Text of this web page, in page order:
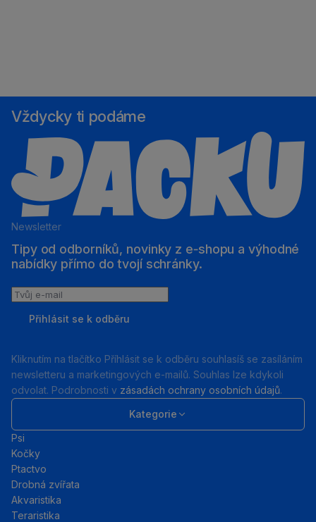
Vždycky ti podáme
Newsletter
Tipy od odborníků, novinky z e‑shopu a výhodné
nabídky přímo do tvojí schránky.
Tvůj
Přihlásit se k odběru
Kliknutím na tlačítko Příhlásit se k odběru souhlasíš se zasíláním
newsletteru a marketingových e-mailů. Souhlas lze kdykoli
odvolat. Podrobnosti v zásadách ochrany osobních údajů.
Kategorie
Psi
Kočky
Ptactvo
Drobná zvířata
Akvaristika
Teraristika